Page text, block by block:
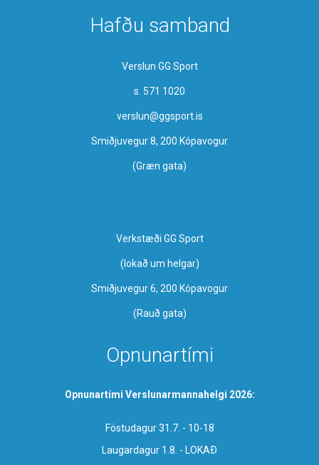
Hafðu samband
Verslun GG Sport
s. 571 1020
verslun@ggsport.is
Smiðjuvegur 8, 200 Kópavogur
(Græn gata)
Verkstæði GG Sport
​(lokað um helgar)
Smiðjuvegur 6, 200 Kópavogur
(Rauð gata)
Opnunartími
Opnunartími Verslunarmannahelgi 2026:
Föstudagur 31.7. - 10-18
Laugardagur 1.8. - LOKAÐ